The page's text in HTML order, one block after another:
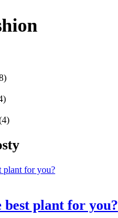
best plant for you?